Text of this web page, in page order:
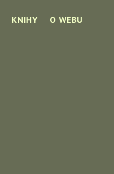
KNIHY O WEBU